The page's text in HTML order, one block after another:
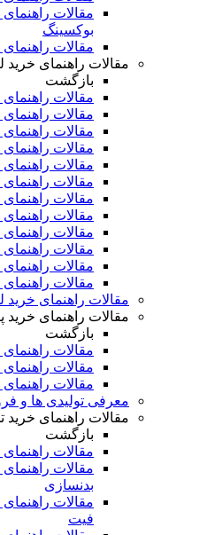
مقالات
بوکسینگ
مقالات
مقالات راهنمای
بازگشت
مقالات
مقالات
مقالات
مقالات
مقالات
مقالات
مقالات
مقالات
مقالات
مقالات
مقالات
مقالات
مقالات راهنمای خرید
مقالات راهنمای
بازگشت
مقالات
مقالات
مقالات
معرفی تولیدی ها و
مقالات راهنمای خرید
بازگشت
مقالات
مقالات
بدنسازی
مقالات
فیت